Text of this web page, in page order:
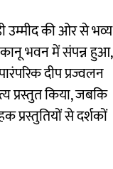
उम्मीद की ओर से भव्य
कानू भवन में संपन्न हुआ,
दीप प्रज्वलन
प्रस्तुत किया, जबकि
प्रस्तुतियों से दर्शकों